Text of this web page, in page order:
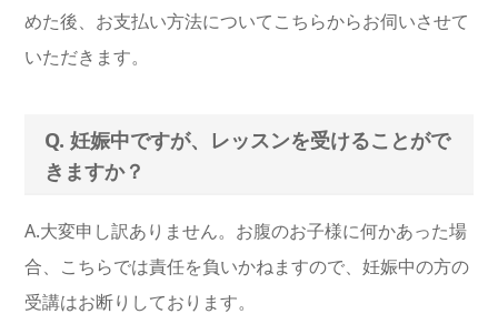
めた後、お支払い方法についてこちらからお伺いさせて
いただきます。
Q. 妊娠中ですが、レッスンを受けることがで
きますか？
A.大変申し訳ありません。お腹のお子様に何かあった場
合、こちらでは責任を負いかねますので、妊娠中の方の
受講はお断りしております。